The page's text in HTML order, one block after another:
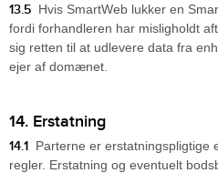
13.5 Hvis SmartWeb lukker en
fordi forhandleren har misligholdt
sig retten til at udlevere data fra
ejer af domænet.
14. Erstatning
14.1 Parterne er erstatningspligtige
regler. Erstatning og eventuelt